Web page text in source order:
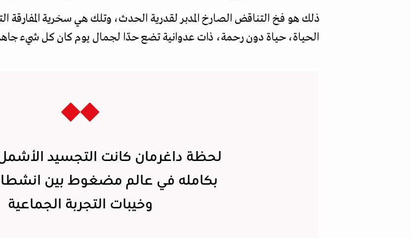
ذلك هو فخ التناقض الصارخ المدبر لقدرية الحدث، وتلك هي سخرية
الحياة، حياة دون رحمة، ذات عدوانية تضع حدّا لجمال يوم كان كل شيء
لحظة داغرمان كانت التجسيد
بكامله في عالم مضغوط بين
وخيبات التجربة الجماعية